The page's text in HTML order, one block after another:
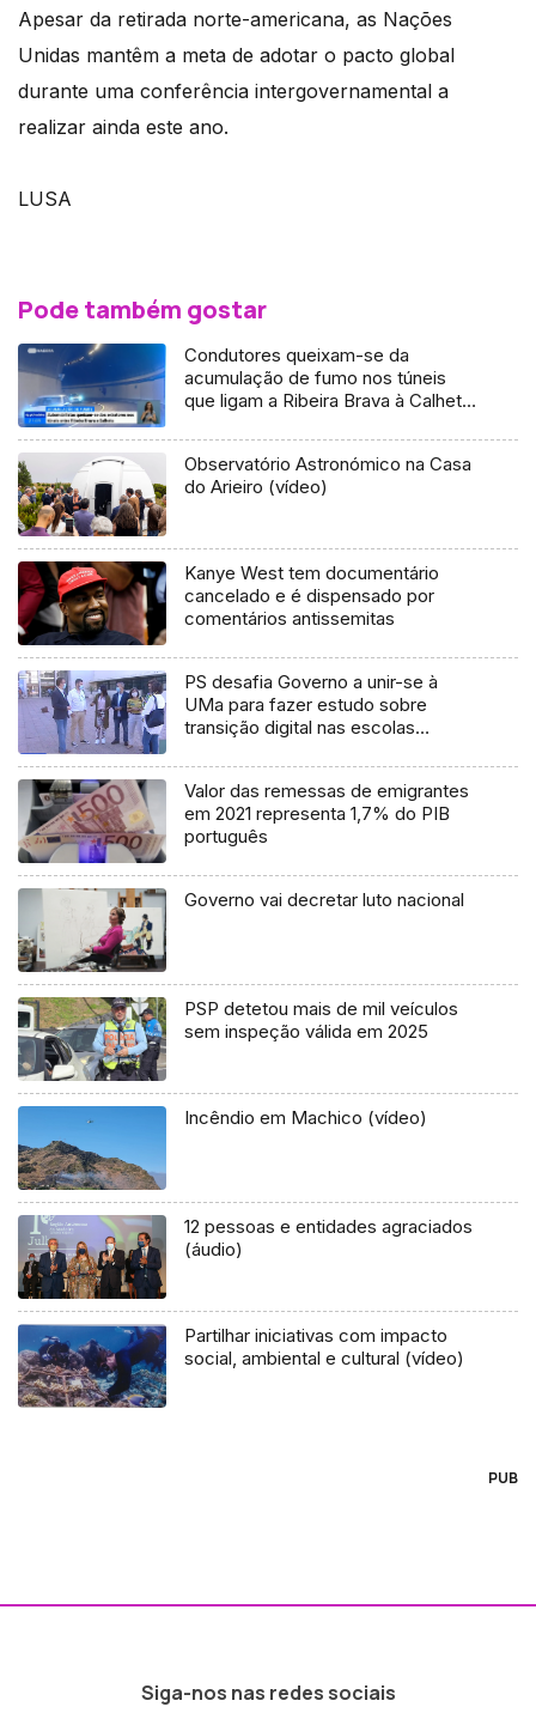
Apesar da retirada norte-americana, as Nações
Unidas mantêm a meta de adotar o pacto global
durante uma conferência intergovernamental a
realizar ainda este ano.
LUSA
Pode também gostar
Condutores queixam-se da
acumulação de fumo nos túneis
que ligam a Ribeira Brava à Calheta
Observatório Astronómico na Casa
do Arieiro (vídeo)
Kanye West tem documentário
cancelado e é dispensado por
comentários antissemitas
PS desafia Governo a unir-se à
UMa para fazer estudo sobre
transição digital nas escolas
Valor das remessas de emigrantes
em 2021 representa 1,7% do PIB
português
Governo vai decretar luto nacional
PSP detetou mais de mil veículos
sem inspeção válida em 2025
Incêndio em Machico (vídeo)
12 pessoas e entidades agraciados
(áudio)
Partilhar iniciativas com impacto
social, ambiental e cultural (vídeo)
PUB
Siga-nos nas redes sociais